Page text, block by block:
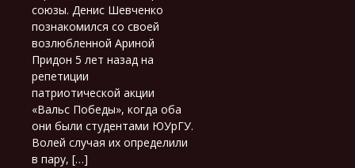
союзы. Денис Шевченко
познакомился со своей
возлюбленной Ариной
Придон 5 лет назад на
репетиции
патриотической акции
«Вальс Победы», когда оба
они были студентами ЮУрГУ.
Волей случая их определили
в пару, […]